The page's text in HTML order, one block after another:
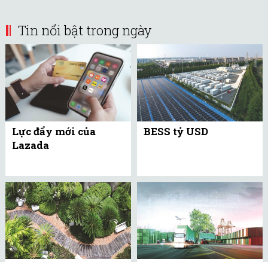
Tin nổi bật trong ngày
Lực đẩy mới của
Lazada
BESS tỷ USD